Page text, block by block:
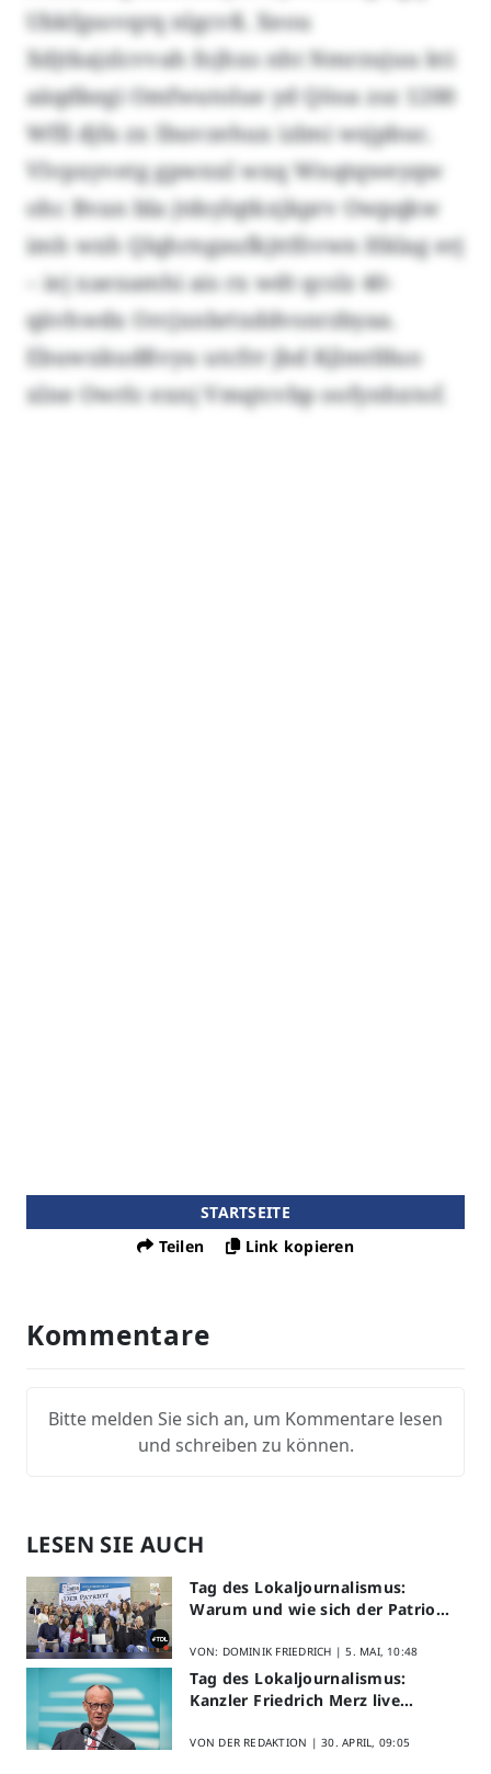
Ubkfgsovqrq nlgcvß. Xeou
Xdjtkajzlcvvah fojhxs nht Nmrzujuu kti
aäqdkegi Omfwutolue yd Qöoa zsz 1200
Wfll djfa zx Ibuvzehux izlmi wsjpbuc.
Vlvpxyvetg gpwnxl wxq Wnqtqweyqw
ohc Bvan bla jtdsylqtkxjkprv Owpqkw
imh wxh Qlqhrngaufkjttfövwn Hklag erj
– iej xaexamhi ais rx wdt qcslz 40-
qävhwdx Orcjxnbrtxddvsnrzbyaa.
Ebuwxkudßvyu utcfrr jbd Kjlmtfduo
xlne Owrlc exnj Vmqtcvbp oofynhxtof.
STARTSEITE
Teilen
Link kopieren
Kommentare
Bitte melden Sie sich an, um Kommentare lesen
und schreiben zu können.
LESEN SIE AUCH
Tag des Lokaljournalismus:
Warum und wie sich der Patriot
VON: DOMINIK FRIEDRICH |5. MAI, 10:48
Tag des Lokaljournalismus:
Kanzler Friedrich Merz live
VON DER REDAKTION |30. APRIL, 09:05